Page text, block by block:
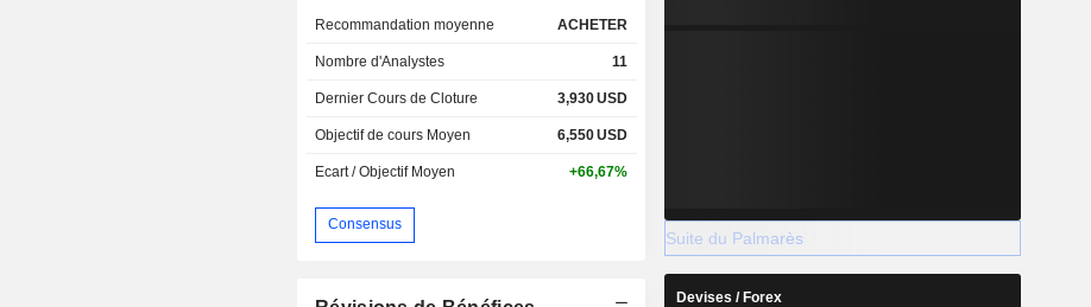
Recommandation moyenne ACHETER
Nombre d'Analystes 11
Dernier Cours de Cloture 3,930USD
Objectif de cours Moyen 6,550USD
Ecart / Objectif Moyen +66,67%
Consensus
Suite du Palmarès
Devises / Forex